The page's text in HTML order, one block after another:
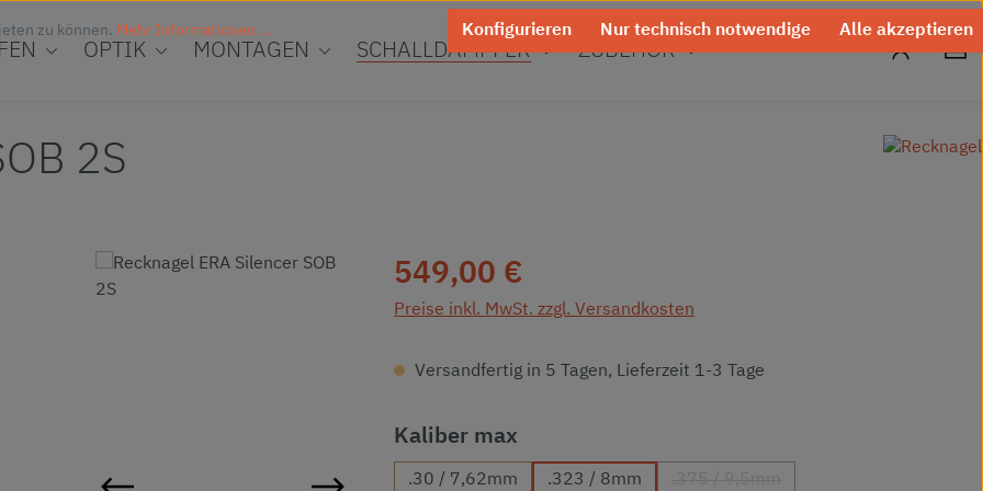
OPTIK MONTAGEN SCHALLDÄMPFER ZUBEHÖR
0
2S
Regulärer Preis:
549,00 €
Preise inkl. MwSt. zzgl. Versandkosten
Versandfertig in 5 Tagen, Lieferzeit 1-3 Tage
Kaliber max
.30 / 7,62mm .323 / 8mm
zu können. Mehr Informationen ... Nur technisch notwendige
Konfigurieren Alle akzeptieren